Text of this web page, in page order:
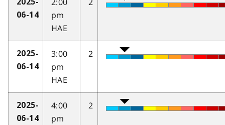
06-14
pm
HAE
2025-
06-14
3:00
pm
HAE
2
2025-
06-14
4:00
pm
2